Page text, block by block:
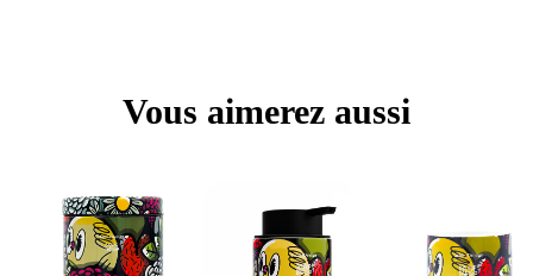
Vous aimerez aussi